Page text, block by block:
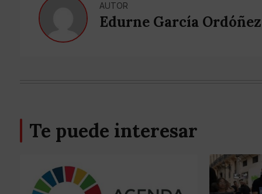
AUTOR
Edurne García Ordóñez
Te puede interesar